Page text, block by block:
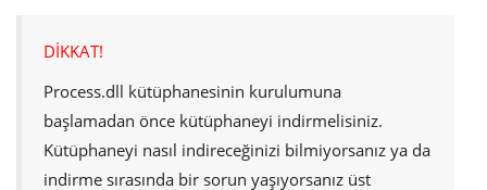
DİKKAT!
Process.dll kütüphanesinin kurulumuna
başlamadan önce kütüphaneyi indirmelisiniz.
Kütüphaneyi nasıl indireceğinizi bilmiyorsanız ya da
indirme sırasında bir sorun yaşıyorsanız üst